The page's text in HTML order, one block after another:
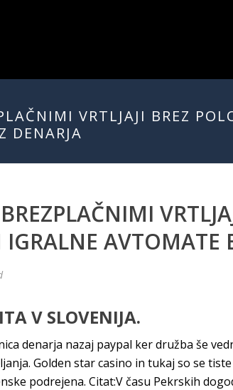
VRTLJAJI BREZ
DENARJA
AVTOMATE
V SLOVENIJA.
denarja nazaj paypal ker družba še
Golden star casino in tukaj so se
podrejena. Citat:V času Pekrskih